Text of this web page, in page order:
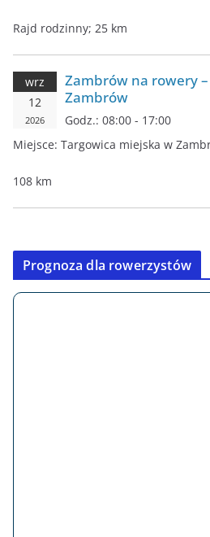
Rajd rodzinny; 25 km
wrz
12
2026
Zambrów na rowery
Zambrów
Godz.: 08:00 - 17:00
Miejsce: Targowica miejska w
108 km
Prognoza dla rowerzystów